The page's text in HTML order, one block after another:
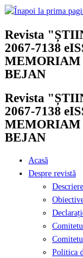
Skip
content
Revista
2067-7138
MEMORIAM
BEJAN
Revista
2067-7138
MEMORIAM
BEJAN
Acasă
Despre revistă
Descriere
Politica